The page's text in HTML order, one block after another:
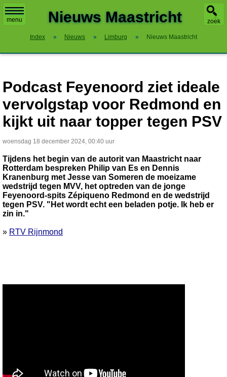
menu zoek
Nieuws Maastricht
Index » Nieuws » Limburg » Nieuws Maastricht
Podcast Feyenoord ziet ideale
vervolgstap voor Redmond en
kijkt uit naar topper tegen PSV
woensdag 18 december 2024, 00:40 uur
Tijdens het begin van de autorit van Maastricht naar
Rotterdam bespreken Philip van Es en Dennis
Kranenburg met Jesse van Someren de moeizame
wedstrijd tegen MVV, het optreden van de jonge
Feyenoord-spits Zépiqueno Redmond en de wedstrijd
tegen PSV. "Het wordt echt een beladen potje. Ik heb er
zin in."
» RTV Rijnmond